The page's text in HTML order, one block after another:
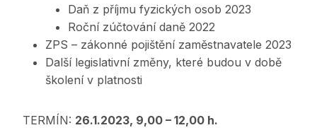
Daň z příjmu fyzických osob 2023
Roční zúčtování daně 2022
ZPS – zákonné pojištění zaměstnavatele 2023
Další legislativní změny, které budou v době
školení v platnosti
TERMÍN: 26.1.2023, 9,00 – 12,00 h.